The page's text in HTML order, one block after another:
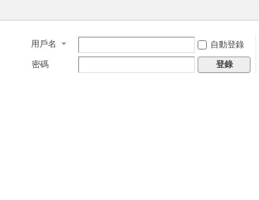
用戶名 自動登錄
密碼
登錄